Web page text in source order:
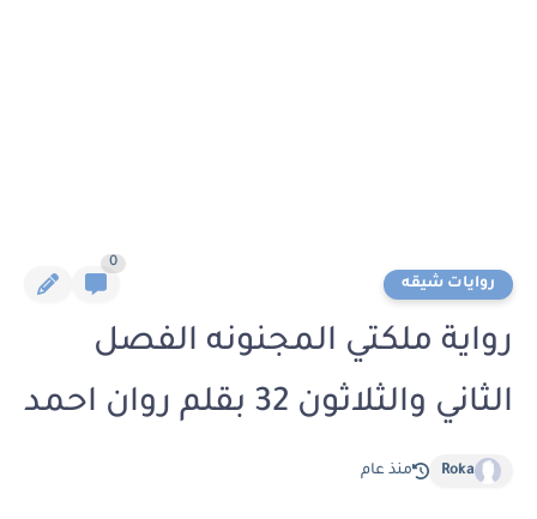
روايات شيقه
0
رواية ملكتي المجنونه الفصل
الثاني والثلاثون 32 بقلم روان احمد
Roka منذ عام